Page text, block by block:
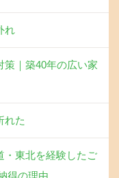
れ
策｜築40年の広い家
れた
・東北を経験したご
得の理由